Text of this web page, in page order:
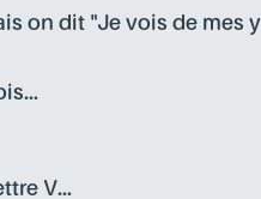
on dit "Je vois de mes
V...